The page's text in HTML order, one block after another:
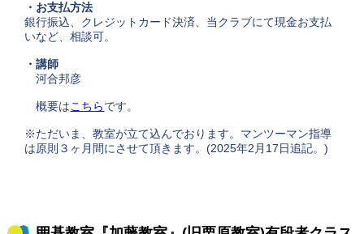
・お支払方法
銀行振込、クレジットカード決済、当クラブにて現金お支払
いなど、相談可。
・講師
河合邦彦
概要はこちらです。
※ただいま、教室が立て込んでおります。マンツーマン指導
は原則３ヶ月間にさせて頂きます。(2025年2月17日追記。)